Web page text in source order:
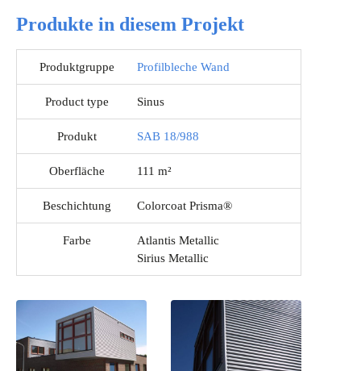
Produkte in diesem Projekt
Produktgruppe Profilbleche Wand
Product type Sinus
Produkt SAB 18/988
Oberfläche 111 m²
Beschichtung Colorcoat Prisma®
Farbe
Atlantis Metallic
Sirius Metallic